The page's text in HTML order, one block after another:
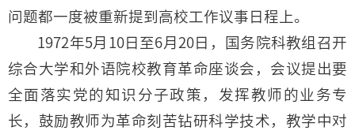
问题都一度被重新提到高校工作议事日程上。
1972年5月10日至6月20日，国务院科教组召开
综合大学和外语院校教育革命座谈会，会议提出要
全面落实党的知识分子政策，发挥教师的业务专
长，鼓励教师为革命刻苦钻研科学技术，教学中对